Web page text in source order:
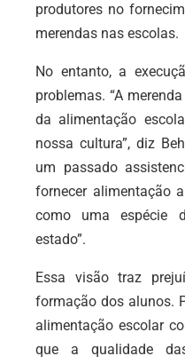
produtores no
merendas nas escolas.
No entanto, a
problemas. “A
da alimentação
nossa cultura”, diz
um passado
fornecer alimentação
como uma espécie
estado”.
Essa visão traz
formação dos alunos.
alimentação escolar
que a qualidade